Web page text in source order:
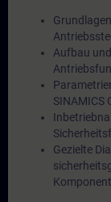
Aufbau
SINAMICS
Gezielte